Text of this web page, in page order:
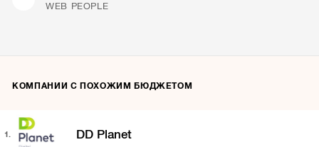
WEB PEOPLE
КОМПАНИИ С ПОХОЖИМ БЮДЖЕТОМ
1. DD Planet